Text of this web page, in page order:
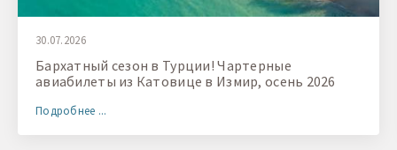
30.07.2026
Бархатный сезон в Турции! Чартерные
авиабилеты из Катовице в Измир, осень 2026
Подробнее ...